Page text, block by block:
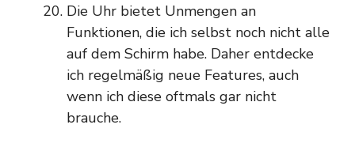
Die Uhr bietet Unmengen an
Funktionen, die ich selbst noch nicht alle
auf dem Schirm habe. Daher entdecke
ich regelmäßig neue Features, auch
wenn ich diese oftmals gar nicht
brauche.